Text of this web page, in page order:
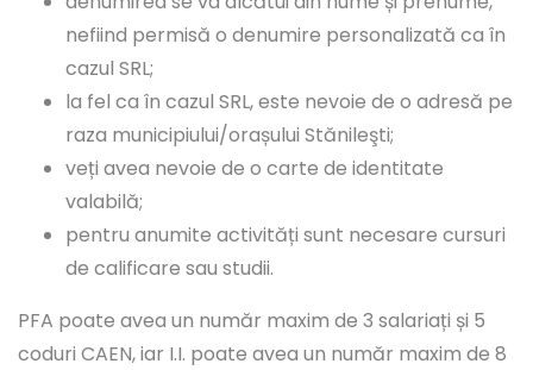
nefiind permisă o denumire personalizată ca în
cazul SRL;
la fel ca în cazul SRL, este nevoie de o adresă pe
raza municipiului/orașului Stănileşti;
veți avea nevoie de o carte de identitate
valabilă;
pentru anumite activități sunt necesare cursuri
de calificare sau studii.
PFA poate avea un număr maxim de 3 salariați și 5
coduri CAEN, iar I.I. poate avea un număr maxim de 8